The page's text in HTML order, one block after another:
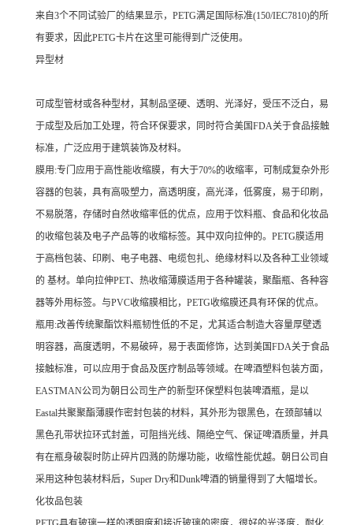
来自3个不同试验厂的结果显示，PETG满足国际标准(150/IEC7810)的所
有要求，因此PETG卡片在这里可能得到广泛使用。
异型材
可成型管材或各种型材，其制品坚硬、透明、光泽好，受压不泛白，易
于成型及后加工处理，符合环保要求，同时符合美国FDA关于食品接触
标准，广泛应用于建筑装饰及材料。
膜用:专门应用于高性能收缩膜，有大于70%的收缩率，可制成复杂外形
容器的包装，具有高吸塑力，高透明度，高光泽，低雾度，易于印刷，
不易脱落，存储时自然收缩率低的优点，应用于饮料瓶、食品和化妆品
的收缩包装及电子产品等的收缩标签。其中双向拉伸的。PETG膜适用
于高档包装、印刷、电子电器、电缆包扎、绝缘材料以及各种工业领域
的 基材。单向拉伸PET、热收缩薄膜适用于各种罐装，聚酯瓶、各种容
器等外用标签。与PVC收缩膜相比，PETG收缩膜还具有环保的优点。
瓶用:改善传统聚酯饮料瓶韧性低的不足，尤其适合制造大容量厚壁透
明容器，高度透明，不易破碎，易于表面修饰，达到美国FDA关于食品
接触标准，可以应用于食品及医疗制品等领域。在啤酒塑料包装方面，
EASTMAN公司为朝日公司生产的新型环保塑料包装啤酒瓶，是以
Eastal共聚聚酯薄膜作密封包装的材料，其外形为银黑色，在颈部辅以
黑色孔带状拉环式封盖，可阻挡光线、隔绝空气、保证啤酒质量，并具
有在瓶身破裂时防止碎片四溅的防爆功能，收缩性能优越。朝日公司自
采用这种包装材料后，Super Dry和Dunk啤酒的销量得到了大幅增长。
化妆品包装